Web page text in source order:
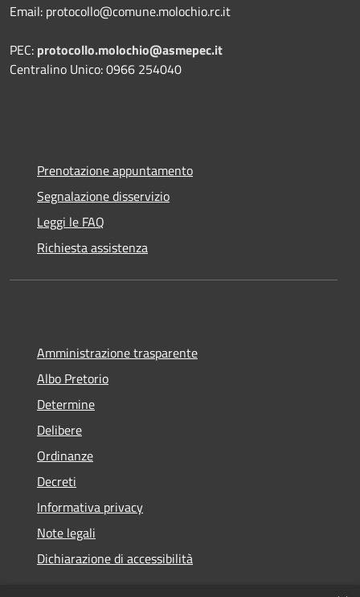
Email: protocollo@comune.molochio.rc.it
PEC: protocollo.molochio@asmepec.it
Centralino Unico: 0966 254040
Prenotazione appuntamento
Segnalazione disservizio
Leggi le FAQ
Richiesta assistenza
Amministrazione trasparente
Albo Pretorio
Determine
Delibere
Ordinanze
Decreti
Informativa privacy
Note legali
Dichiarazione di accessibilità